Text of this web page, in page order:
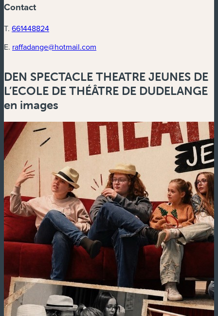
Contact
T. 661448824
E. raffadange@hotmail.com
DEN SPECTACLE THEATRE JEUNES DE
L’ECOLE DE THÉÂTRE DE DUDELANGE
en images